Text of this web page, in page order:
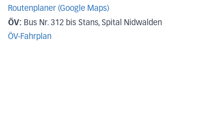
Routenplaner (Google Maps)
ÖV: Bus Nr. 312 bis Stans, Spital Nidwalden
ÖV-Fahrplan